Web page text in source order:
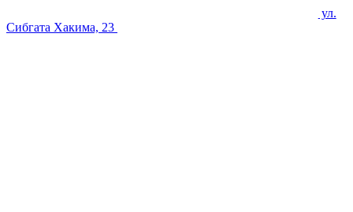
ул.
Сибгата Хакима, 23